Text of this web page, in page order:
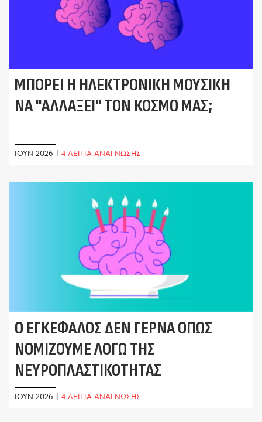
ΜΠΟΡΕΊ Η ΗΛΕΚΤΡΟΝΙΚΉ ΜΟΥΣΙΚΉ
ΝΑ "ΑΛΛΆΞΕΙ" ΤΟΝ ΚΌΣΜΟ ΜΑΣ;
ΙΟΎΝ 2026 | 4 ΛΕΠΤΑ ΑΝΑΓΝΩΣΗΣ
Ο ΕΓΚΈΦΑΛΟΣ ΔΕΝ ΓΕΡΝΆ ΌΠΩΣ
ΝΟΜΊΖΟΥΜΕ ΛΌΓΩ ΤΗΣ
ΝΕΥΡΟΠΛΑΣΤΙΚΌΤΗΤΑΣ
ΙΟΎΝ 2026 | 4 ΛΕΠΤΑ ΑΝΑΓΝΩΣΗΣ